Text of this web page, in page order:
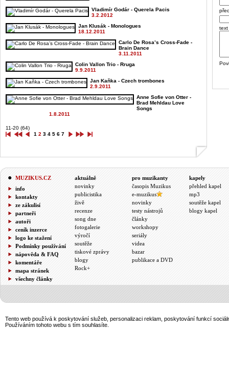
Vladimír Godár - Querela Pacis
3.2.2012
Jan Klusák - Monologues
18.12.2011
Carlo De Rosa’s Cross-Fade -
Brain Dance
3.11.2011
Colin Vallon Trio - Rruga
9.9.2011
Jan Kaňka - Czech trombones
2.9.2011
Anne Sofie von Otter -
Brad Mehldau Love
Songs
1.8.2011
11-20 (64)
1 2 3 4 5 6 7
text
MUZIKUS.CZ
info
kontakty
ze zákulisí
partneři
autoři
ceník inzerce
logo ke stažení
Podmínky používání
nápověda & FAQ
komentáře
mapa stránek
všechny články
aktuálně
novinky
publicistika
živě
recenze
song dne
fotogalerie
výročí
soutěže
tiskové zprávy
blogy
Rock+
pro muzikanty
časopis Muzikus
e-muzikus
novinky
testy nástrojů
články
workshopy
seriály
videa
bazar
publikace a DVD
kapely
přehled kapel
mp3
soutěže kapel
blogy kapel
Tento web používá k poskytování služeb, personalizaci reklam, poskytování funkcí
Používáním tohoto webu s tím souhlasíte.